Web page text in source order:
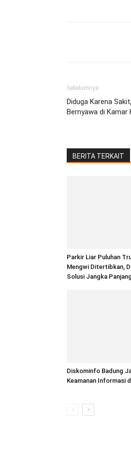
Sebelumnya
Diduga Karena
Bernyawa di Kamar
BERITA TERKAIT
Parkir Liar Puluhan
Mengwi Ditertibkan,
Solusi Jangka Panjang
Diskominfo Badung
Keamanan Informasi